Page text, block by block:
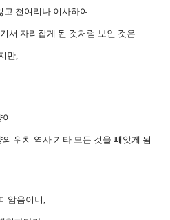
고 천여리나 이사하여
서 자리잡게 된 것처럼 보인 것은
만,
이
위치 역사 기타 모든 것을 빼앗게 됨
암음이니,